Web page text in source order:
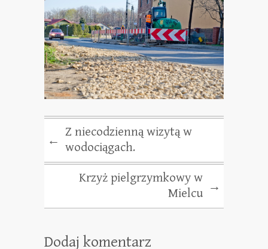
←
Z niecodzienną wizytą w
wodociągach.
Krzyż pielgrzymkowy w
Mielcu →
Dodaj komentarz